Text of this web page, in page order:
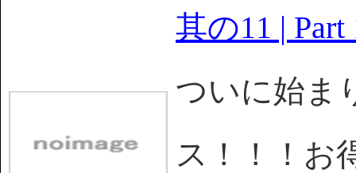
其の11 | Part
ついに始ま
ス！！！お